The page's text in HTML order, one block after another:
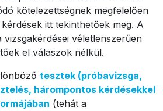
kötelezettségnek megfelelően
itt tekinthetőek meg. A
vizsgakérdései véletlenszerűen
el válaszok nélkül.
tesztek (próbavizsga,
hárompontos kérdésekkel
(tehát a